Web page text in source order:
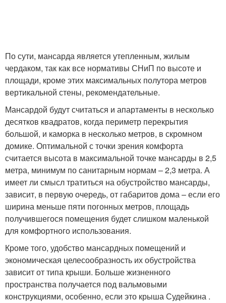
По сути, мансарда является утепленным, жилым
чердаком, так как все нормативы СНиП по высоте и
площади, кроме этих максимальных полутора метров
вертикальной стены, рекомендательные.
Мансардой будут считаться и апартаменты в несколько
десятков квадратов, когда периметр перекрытия
большой, и каморка в несколько метров, в скромном
домике. Оптимальной с точки зрения комфорта
считается высота в максимальной точке мансарды в 2,5
метра, минимум по санитарным нормам – 2,3 метра. А
имеет ли смысл тратиться на обустройство мансарды,
зависит, в первую очередь, от габаритов дома – если его
ширина меньше пяти погонных метров, площадь
получившегося помещения будет слишком маленькой
для комфортного использования.
Кроме того, удобство мансардных помещений и
экономическая целесообразность их обустройства
зависит от типа крыши. Больше жизненного
пространства получается под вальмовыми
конструкциями, особенно, если это крыша Судейкина .